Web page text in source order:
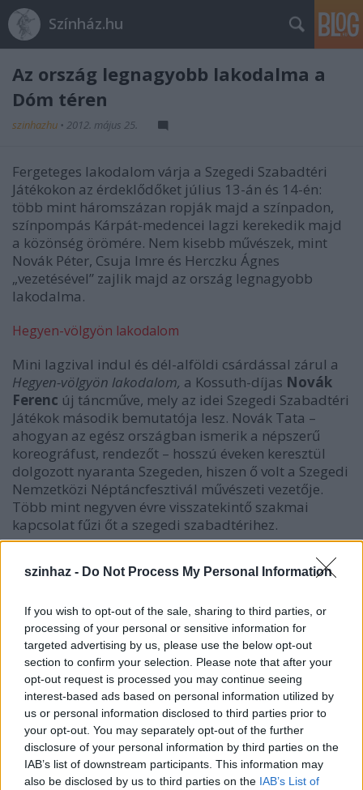
szinhaz - Do Not Process My Personal Information
If you wish to opt-out of the sale, sharing to third parties, or
processing of your personal or sensitive information for
targeted advertising by us, please use the below opt-out
section to confirm your selection. Please note that after your
opt-out request is processed you may continue seeing
interest-based ads based on personal information utilized by
us or personal information disclosed to third parties prior to
your opt-out. You may separately opt-out of the further
disclosure of your personal information by third parties on the
IAB’s list of downstream participants. This information may
also be disclosed by us to third parties on the IAB’s List of
Színház.hu
Az ország legnagyobb lakodalma a
Dóm téren
szinhazhu • 2012. május 25.
Fergeteges lakodalom várja a Szegedi Szabadtéri
Játékokon az érdeklődőket július 13-án és 14-én:
több mint háromszázan ropják majd a színpadon,
színpompás Kárpát-medencei lagzi kerekedik majd
a közönség örömére. Nem kisebb művészek, mint
Novák Péter, Csuja Imre és Herczku Ágnes
„vezetésével” zajlik majd az ország legnagyobb
lakodalma.
Hegyen-völgyön lakodalom
Mini lagzival indul és dél-alföldi csárdással zárul a
Hegyen-völgyön lakodalom, a Kossuth-díjas Novák
Ferenc új táncműve, mely az idei Szegedi Szabadtéri
Játékok második bemutatója lesz. Novák Tata –
ahogyan az egész országban ismerik a népszerű
koreográfust, rendezőt – hosszú éveken keresztül
dolgozott nyaranta Szegeden, hiszen ő volt a Szegedi
Nemzetközi Néptáncfesztivál művészeti vezetője.
Több mint negyven évre visszatekintő szakmai
kapcsolat fűzi őt a szegedi szabadtérihez.
lehetőségetBátyai Edina igazgatótól, hogy
előkészületek a nyári premierre már meg is
kezdődtek, a produkcióban magyarországi és
határon túli együttesek fergeteges lakodalmat
kerítenek majd a dóm színpadára.